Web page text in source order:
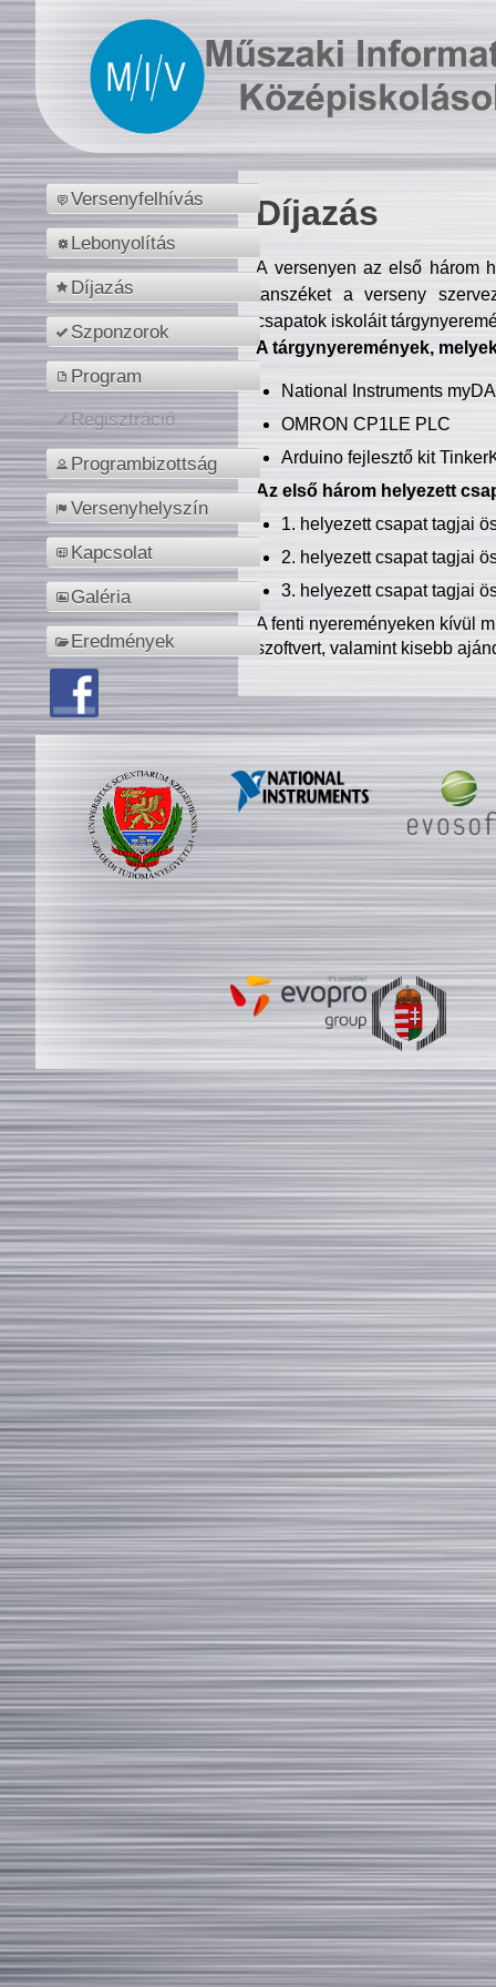
Versenyfelhívás
Lebonyolítás
Díjazás
Szponzorok
Program
Regisztráció
Programbizottság
Versenyhelyszín
Kapcsolat
Galéria
Eredmények
Díjazás
A versenyen az első három
tanszéket a verseny
csapatok iskoláit
A tárgynyeremények,
National Instruments
OMRON CP1LE PLC
Arduino fejlesztő kit
Az első három helyezett
1. helyezett csapat tagjai
2. helyezett csapat tagjai
3. helyezett csapat tagjai
A fenti nyereményeken kívül
szoftvert, valamint kisebb